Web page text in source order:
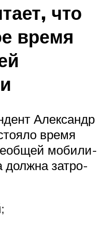
что
вре­мя
Алек­сандр
вре­мя
моби­ли­
долж­на затро­